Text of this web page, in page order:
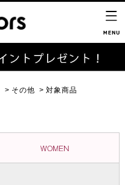
その他 対象商品